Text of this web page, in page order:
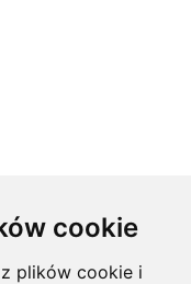
cookie
plików cookie i